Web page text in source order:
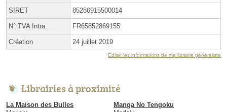
SIRET 85286915500014
N° TVA Intra. FR65852869155
Création 24 juillet 2019
Éditer les informations de ma librairie généraliste
Librairies à proximité
La Maison des Bulles
Manga No Tengoku